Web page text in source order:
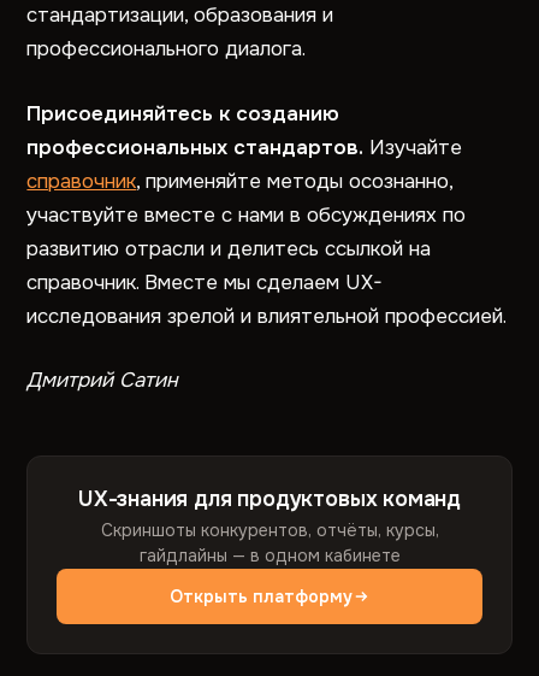
стандартизации, образования и
профессионального диалога.
Присоединяйтесь к созданию
профессиональных стандартов. Изучайте
справочник, применяйте методы осознанно,
участвуйте вместе с нами в обсуждениях по
развитию отрасли и делитесь ссылкой на
справочник. Вместе мы сделаем UX-
исследования зрелой и влиятельной профессией.
Дмитрий Сатин
UX-знания для продуктовых команд
Скриншоты конкурентов, отчёты, курсы,
гайдлайны — в одном кабинете
Открыть платформу